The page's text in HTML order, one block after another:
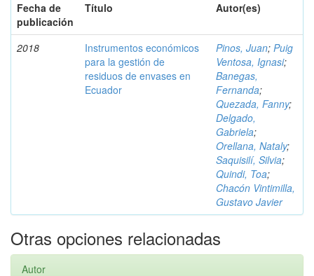
Fecha de
publicación
Título Autor(es)
2018
Instrumentos económicos
para la gestión de
residuos de envases en
Ecuador
Pinos, Juan; Puig
Ventosa, Ignasi;
Banegas,
Fernanda;
Quezada, Fanny;
Delgado,
Gabriela;
Orellana, Nataly;
Saquisilí, Silvia;
Quindi, Toa;
Chacón Vintimilla,
Gustavo Javier
Otras opciones relacionadas
Autor